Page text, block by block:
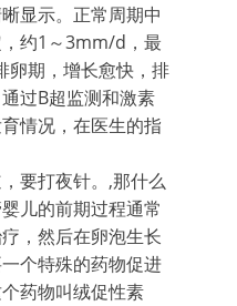
显示。正常周期中
约1～3mm/d，最
期，增长愈快，排
过B超监测和激素
情况，在医生的指
要打夜针。,那什么
儿的前期过程通常
，然后在卵泡生长
个特殊的药物促进
药物叫绒促性素